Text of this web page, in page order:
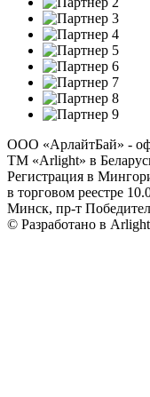
ООО «АрлайтБай» -
ТМ «Arlight» в
Регистрация в
в торговом реестре
Минск, пр-т
© Разработано в